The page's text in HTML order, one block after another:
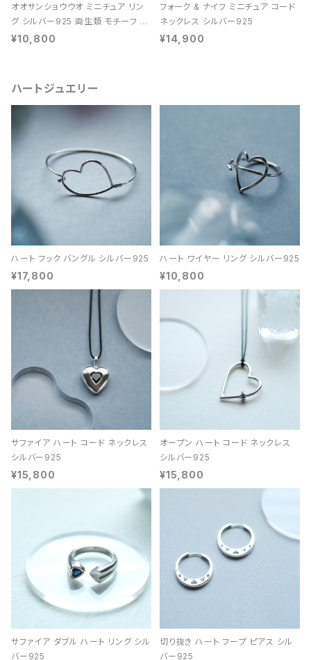
オオサンショウウオ ミニチュア リン
グ シルバー925 両生類 モチーフ レ
ディース ユニセックス
¥10,800
フォーク & ナイフ ミニチュア コード
ネックレス シルバー925
¥14,900
ハートジュエリー
ハート フック バングル シルバー925
¥17,800
ハート ワイヤー リング シルバー925
¥10,800
サファイア ハート コード ネックレス
シルバー925
¥15,800
オープン ハート コード ネックレス
シルバー925
¥15,800
サファイア ダブル ハート リング シル
バー925
切り抜き ハート フープ ピアス シル
バー925